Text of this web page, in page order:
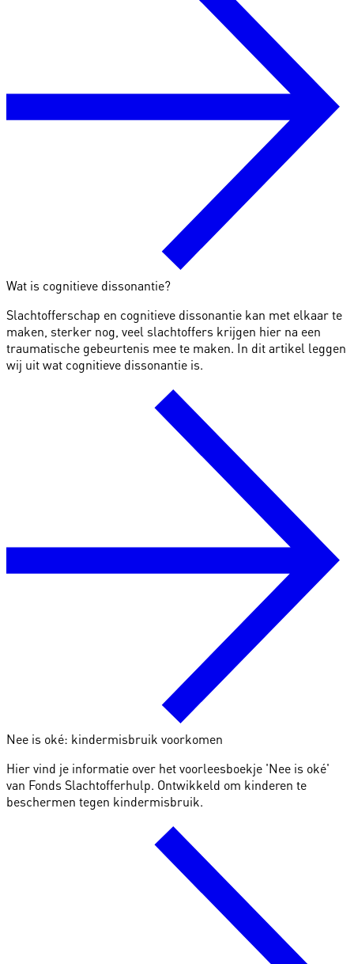
Wat is cognitieve dissonantie?
Slachtofferschap en cognitieve dissonantie kan met elkaar te
maken, sterker nog, veel slachtoffers krijgen hier na een
traumatische gebeurtenis mee te maken. In dit artikel leggen
wij uit wat cognitieve dissonantie is.
Nee is oké: kindermisbruik voorkomen
Hier vind je informatie over het voorleesboekje 'Nee is oké'
van Fonds Slachtofferhulp. Ontwikkeld om kinderen te
beschermen tegen kindermisbruik.